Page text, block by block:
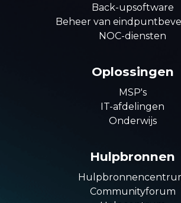
Back-upsoftware
Beheer van
NOC-diensten
Oplossingen
MSP's
IT-afdelingen
Onderwijs
Hulpbronnen
Communityforum